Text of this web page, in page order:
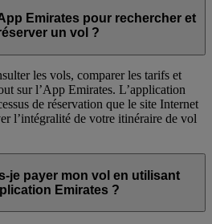
Emirates pour rechercher et
un vol ?
les vols, comparer les tarifs et
sur l’App Emirates. L’application
de réservation que le site Internet
l’intégralité de votre itinéraire de vol
je payer mon vol en utilisant
Emirates ?